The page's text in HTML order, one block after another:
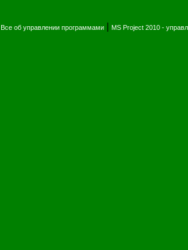
Все об управлении программами MS Project 2010 -